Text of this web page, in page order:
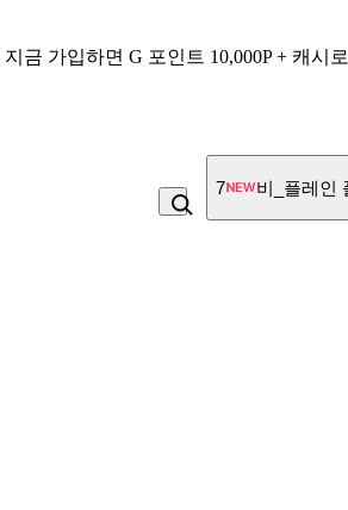
지금 가입하면 G 포인트 10,000P + 캐시
7 비_플레인